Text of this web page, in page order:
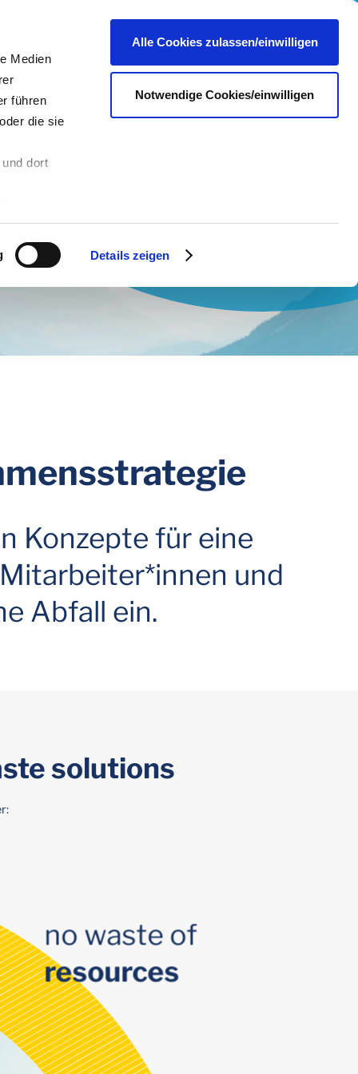
Medien
führen
die sie
dort
Daten
den
dazu
Details zeigen
Alle Cookies zulassen/einwilligen
Notwendige Cookies/einwilligen
Portale & Shops
Konzepte für eine
und
Abfall ein.
solutions
no waste of
resources